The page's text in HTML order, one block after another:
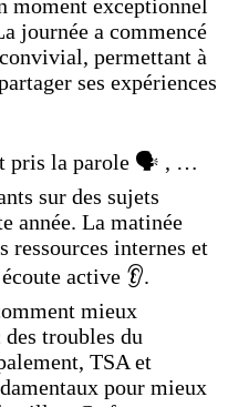
moment exceptionnel
journée a commencé
permettant à
ses expériences
pris la parole 🗣️ , …
sur des sujets
année. La matinée
ressources internes et
active 👂.
mieux
troubles du
TSA et
pour mieux